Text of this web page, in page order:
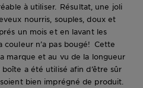
à utiliser. Résultat, une joli
nourris, souples, doux et
un mois et en lavant les
couleur n’a pas bougé! Cette
marque et au vu de la longueur
a été utilisé afin d’être sûr
bien imprégné de produit.